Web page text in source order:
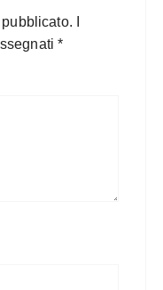
pubblicato.
*